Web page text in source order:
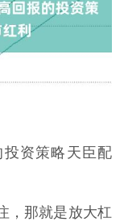
资策略天臣配
，那就是放大杠